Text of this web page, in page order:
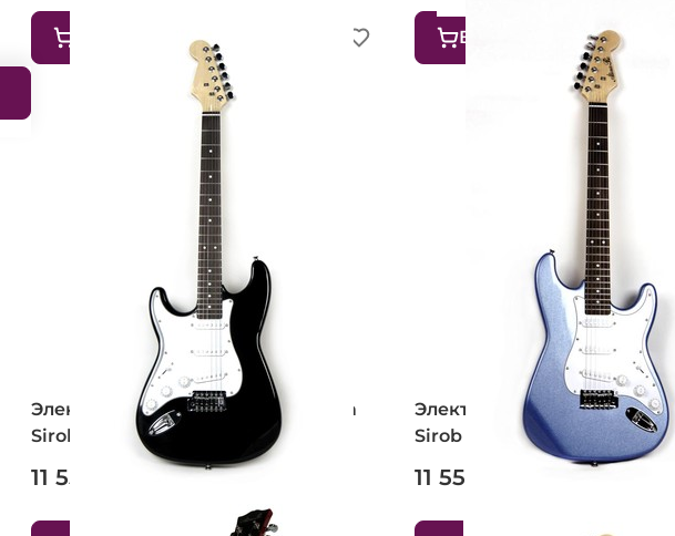
В корзину
Электрогитара ALINA PRO Fantom
Sirob (BK LH)
11 550 ₽
Электрогитара ALINA PRO
Sirob (BL)
11 550 ₽